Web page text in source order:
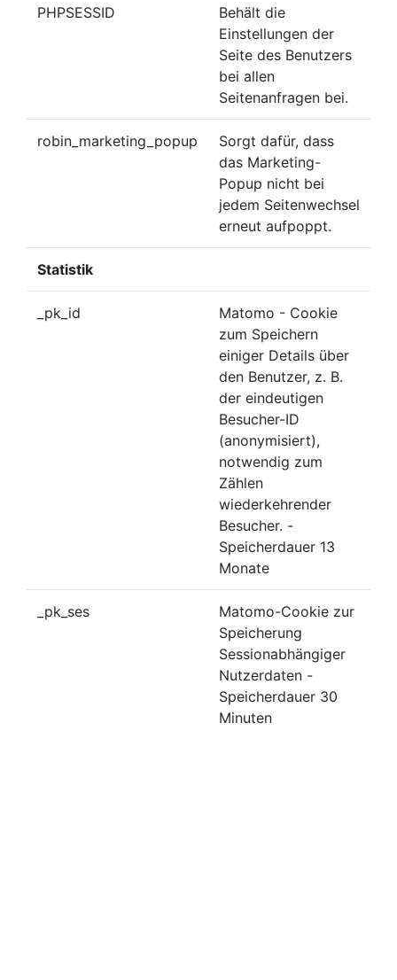
PHPSESSID
Behält die
Einstellungen der
Seite des Benutzers
bei allen
Seitenanfragen bei.
robin_marketing_popup
Sorgt dafür, dass
das Marketing-
Popup nicht bei
jedem Seitenwechsel
erneut aufpoppt.
Statistik
_pk_id
Matomo - Cookie
zum Speichern
einiger Details über
den Benutzer, z. B.
der eindeutigen
Besucher-ID
(anonymisiert),
notwendig zum
Zählen
wiederkehrender
Besucher. -
Speicherdauer 13
Monate
_pk_ses
Matomo-Cookie zur
Speicherung
Sessionabhängiger
Nutzerdaten -
Speicherdauer 30
Minuten